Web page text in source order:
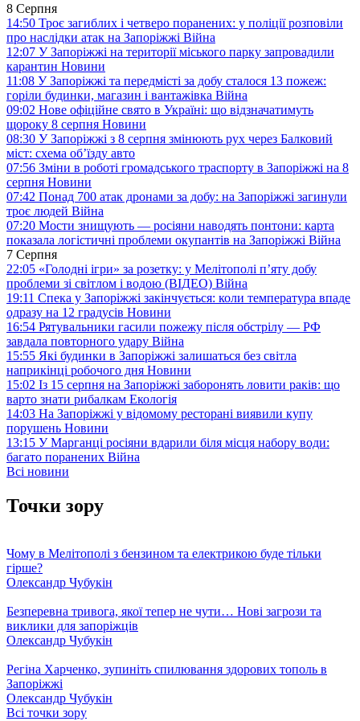
8 Серпня
14:50 Троє загиблих і четверо поранених: у поліції розповіли
про наслідки атак на Запоріжжі Війна
12:07 У Запоріжжі на території міського парку запровадили
карантин Новини
11:08 У Запоріжжі та передмісті за добу сталося 13 пожеж:
горіли будинки, магазин і вантажівка Війна
09:02 Нове офіційне свято в Україні: що відзначатимуть
щороку 8 серпня Новини
08:30 У Запоріжжі з 8 серпня змінюють рух через Балковий
міст: схема об’їзду авто
07:56 Зміни в роботі громадського траспорту в Запоріжжі на 8
серпня Новини
07:42 Понад 700 атак дронами за добу: на Запоріжжі загинули
троє людей Війна
07:20 Мости знищують — росіяни наводять понтони: карта
показала логістичні проблеми окупантів на Запоріжжі Війна
7 Серпня
22:05 «Голодні ігри» за розетку: у Мелітополі п’яту добу
проблеми зі світлом і водою (ВІДЕО) Війна
19:11 Спека у Запоріжжі закінчується: коли температура впаде
одразу на 12 градусів Новини
16:54 Рятувальники гасили пожежу після обстрілу — РФ
завдала повторного удару Війна
15:55 Які будинки в Запоріжжі залишаться без світла
наприкінці робочого дня Новини
15:02 Із 15 серпня на Запоріжжі заборонять ловити раків: що
варто знати рибалкам Екологія
14:03 На Запоріжжі у відомому ресторані виявили купу
порушень Новини
13:15 У Марганці росіяни вдарили біля місця набору води:
багато поранених Війна
Всі новини
Точки зору
Чому в Мелітополі з бензином та електрикою буде тільки
гірше?
Олександр Чубукін
Безперевна тривога, якої тепер не чути… Нові загрози та
виклики для запоріжців
Олександр Чубукін
Регіна Харченко, зупиніть спилювання здорових тополь в
Запоріжжі
Олександр Чубукін
Всі точки зору